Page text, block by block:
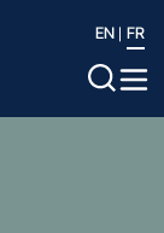
EN FR